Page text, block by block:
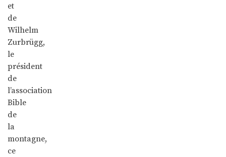
et
de
Wilhelm
Zurbrügg,
le
président
de
l’association
Bible
de
la
montagne,
ce